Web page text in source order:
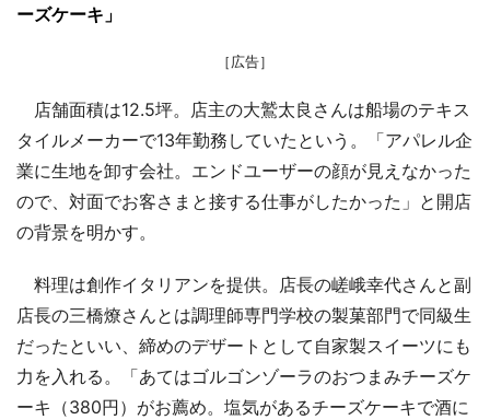
ーズケーキ」
［広告］
店舗面積は12.5坪。店主の大鷲太良さんは船場のテキス
タイルメーカーで13年勤務していたという。「アパレル企
業に生地を卸す会社。エンドユーザーの顔が見えなかった
ので、対面でお客さまと接する仕事がしたかった」と開店
の背景を明かす。
料理は創作イタリアンを提供。店長の嵯峨幸代さんと副
店長の三橋燎さんとは調理師専門学校の製菓部門で同級生
だったといい、締めのデザートとして自家製スイーツにも
力を入れる。「あてはゴルゴンゾーラのおつまみチーズケ
ーキ（380円）がお薦め。塩気があるチーズケーキで酒に